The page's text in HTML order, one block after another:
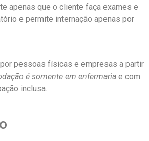
apenas que o cliente faça exames e
e permite internação apenas por
pessoas físicas e empresas a partir
é somente em enfermaria e com
inclusa.